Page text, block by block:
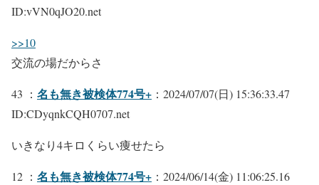
ID:vVN0qJO20.net
>>10
交流の場だからさ
43 ： 名も無き被検体774号+ ：2024/07/07(日) 15:36:33.47
ID:CDyqnkCQH0707.net
いきなり4キロくらい痩せたら
12 ： 名も無き被検体774号+ ：2024/06/14(金) 11:06:25.16